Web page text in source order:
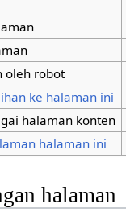
oleh robot
ke halaman ini
halaman konten
halaman ini
halaman